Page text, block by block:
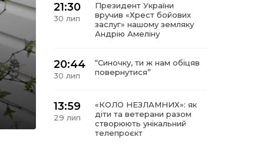
21:30
30 лип
Президент України
вручив «Хрест бойових
заслуг» нашому земляку
Андрію Амеліну
20:44
30 лип
“Синочку, ти ж нам обіцяв
повернутися”
13:59
29 лип
«КОЛО НЕЗЛАМНИХ»: як
діти та ветерани разом
створюють унікальний
телепроєкт